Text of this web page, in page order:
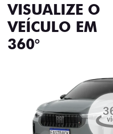
VISUALIZE O
VEÍCULO EM
360°